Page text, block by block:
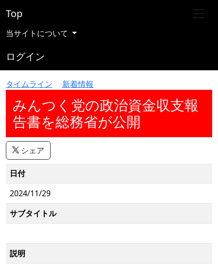
Top
当サイトについて
ログイン
タイムライン 新着情報
みんつく党の政治資金収支報
告書を総務省が公開
シェア
日付
2024/11/29
サブタイトル
説明